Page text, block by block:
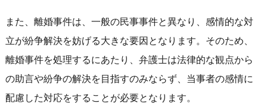
また、離婚事件は、一般の民事事件と異なり、感情的な対
立が紛争解決を妨げる大きな要因となります。そのため、
離婚事件を処理するにあたり、弁護士は法律的な観点から
の助言や紛争の解決を目指すのみならず、当事者の感情に
配慮した対応をすることが必要となります。